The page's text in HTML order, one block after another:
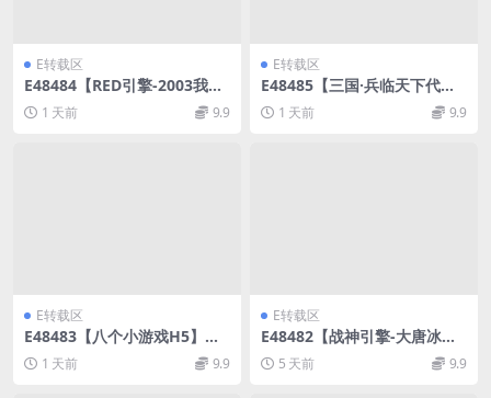
E转载区
E48484【RED引擎-2003我本
沉默】三职业版本传奇手游WI
N手工架设服务端
1 天前 9.9
E转载区
E48485【三国·兵临天下代金
券内购七合修复自动环境版】
三网H5手游VM单机镜像端+Li
nux外网手工端
1 天前 9.9
E转载区
E48483【八个小游戏H5】三
网小游戏集合Linux外网手工
端 1 天前 9.9
E转载区
E48482【战神引擎-大唐冰雪
完整版】裤衩7.0免授权win传
奇手游服务架设端
5 天前 9.9